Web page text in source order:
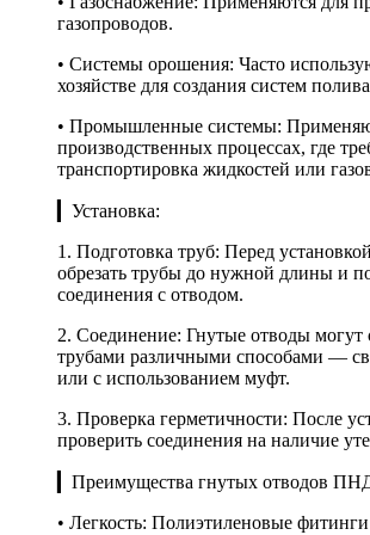
газопроводов.
• Системы орошения: Часто
хозяйстве для создания систем
• Промышленные системы:
производственных процессах, где
транспортировка жидкостей или
▎Установка:
1. Подготовка труб: Перед
обрезать трубы до нужной длины и
соединения с отводом.
2. Соединение: Гнутые отводы могут
трубами различными способами —
или с использованием муфт.
3. Проверка герметичности: После
проверить соединения на наличие
▎Преимущества гнутых отводов
• Легкость: Полиэтиленовые фитинги